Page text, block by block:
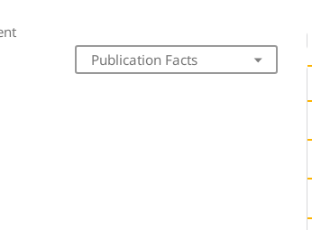
Publication Facts